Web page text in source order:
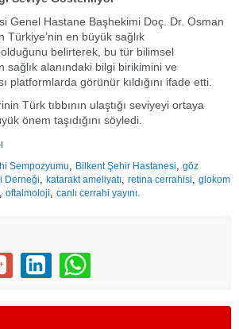
Genel Hastane Başhekimi Doç. Dr. Osman
Türkiye’nin en büyük sağlık
belirterek, bu tür bilimsel
sağlık alanındaki bilgi birikimini ve
platformlarda görünür kıldığını ifade etti.
Türk tıbbının ulaştığı seviyeyi ortaya
önem taşıdığını söyledi.
Sempozyumu, Bilkent Şehir Hastanesi,göz
Derneği, katarakt ameliyatı, retina cerrahisi, glokom
, oftalmoloji, canlı cerrahi yayını.